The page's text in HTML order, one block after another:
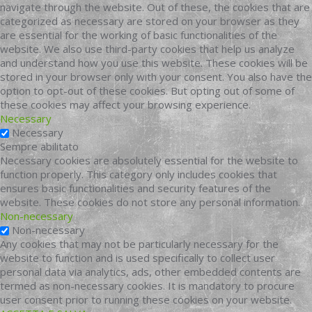
navigate through the website. Out of these, the cookies that are
categorized as necessary are stored on your browser as they
are essential for the working of basic functionalities of the
website. We also use third-party cookies that help us analyze
and understand how you use this website. These cookies will be
stored in your browser only with your consent. You also have the
option to opt-out of these cookies. But opting out of some of
these cookies may affect your browsing experience.
Necessary
Necessary
Sempre abilitato
Necessary cookies are absolutely essential for the website to
function properly. This category only includes cookies that
ensures basic functionalities and security features of the
website. These cookies do not store any personal information.
Non-necessary
Non-necessary
Any cookies that may not be particularly necessary for the
website to function and is used specifically to collect user
personal data via analytics, ads, other embedded contents are
termed as non-necessary cookies. It is mandatory to procure
user consent prior to running these cookies on your website.